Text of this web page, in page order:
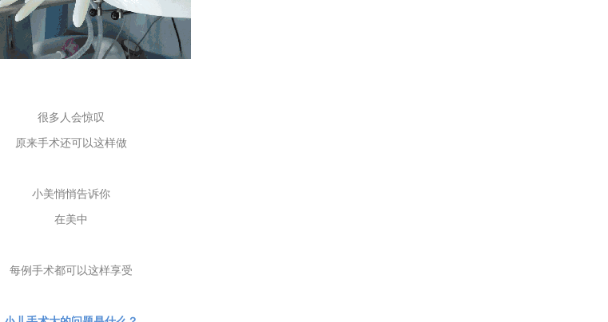
很多人会惊叹
原来手术还可以这样做
小美悄悄告诉你
在美中
每例手术都可以这样享受